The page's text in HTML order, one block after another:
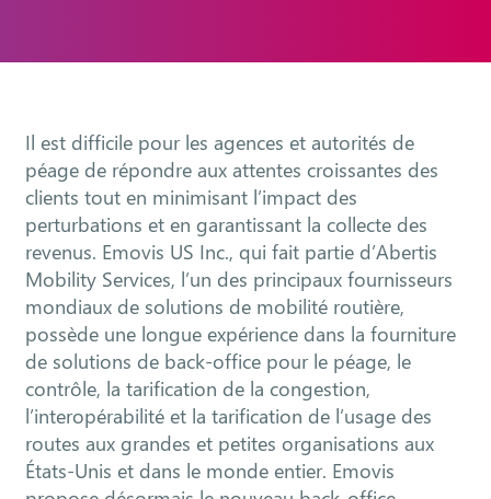
Il est difficile pour les agences et autorités de
péage de répondre aux attentes croissantes des
clients tout en minimisant l’impact des
perturbations et en garantissant la collecte des
revenus. Emovis US Inc., qui fait partie d’Abertis
Mobility Services, l’un des principaux fournisseurs
mondiaux de solutions de mobilité routière,
possède une longue expérience dans la fourniture
de solutions de back-office pour le péage, le
contrôle, la tarification de la congestion,
l’interopérabilité et la tarification de l’usage des
routes aux grandes et petites organisations aux
États-Unis et dans le monde entier. Emovis